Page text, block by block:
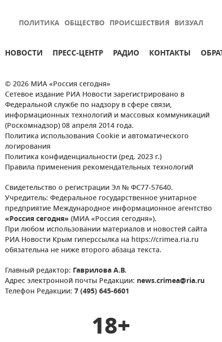
ПОЛИТИКА ОБЩЕСТВО ПРОИСШЕСТВИЯ ВИЗУАЛ
НОВОСТИ ПРЕСС-ЦЕНТР РАДИО КОНТАКТЫ
© 2026 МИА «Россия сегодня»
Сетевое издание РИА Новости зарегистрировано в
Федеральной службе по надзору в сфере связи,
информационных технологий и массовых коммуникаций
(Роскомнадзор) 08 апреля 2014 года.
Политика использования Cookie и автоматического
логирования
Политика конфиденциальности (ред. 2023 г.)
Правила применения рекомендательных технологий
Свидетельство о регистрации Эл № ФС77-57640.
Учредитель: Федеральное государственное унитарное
предприятие Международное информационное агентство
«Россия сегодня» (МИА «Россия сегодня»).
При любом использовании материалов и новостей сайта
РИА Новости Крым гиперссылка на https://crimea.ria.ru
обязательна не ниже второго абзаца текста.
Главный редактор: Гаврилова А.В.
Адрес электронной почты Редакции: news.crimea@ria.ru
Телефон Редакции: 7 (495) 645-6601
18+